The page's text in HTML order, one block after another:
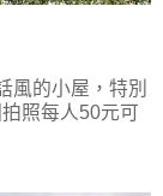
風的小屋，特別
照每人50元可